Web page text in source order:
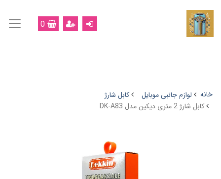
0
خانه لوازم جانبی موبایل
کابل شارژ
کابل شارژ 2 متری دیکین مدل DK-A83